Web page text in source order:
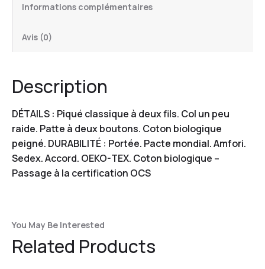
Informations complémentaires
Avis (0)
Description
DÉTAILS : Piqué classique à deux fils. Col un peu
raide. Patte à deux boutons. Coton biologique
peigné. DURABILITÉ : Portée. Pacte mondial. Amfori.
Sedex. Accord. OEKO-TEX. Coton biologique –
Passage à la certification OCS
You May Be Interested
Related Products